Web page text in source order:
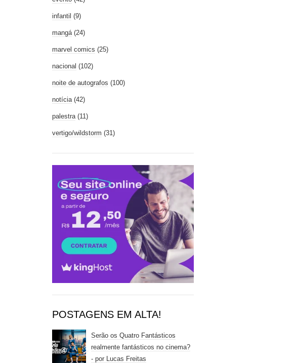
infantil (9)
mangá (24)
marvel comics (25)
nacional (102)
noite de autografos (100)
notícia (42)
palestra (11)
vertigo/wildstorm (31)
POSTAGENS EM ALTA!
Serão os Quatro Fantásticos
realmente fantásticos no cinema?
- por Lucas Freitas